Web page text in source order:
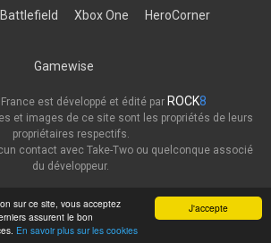
J'accepte
sur ce site, vous acceptez
assurent le bon
En savoir plus sur les cookies
Battlefield Xbox One HeroCorner
Gamewise
France est développé et édité par ROCK8
et images de ce site sont les propriétés de leurs
propriétaires respectifs.
contact avec Take-Two ou quelconque associé
du développeur.
Politique de confidentialité
GTA Network France
by Invision Community